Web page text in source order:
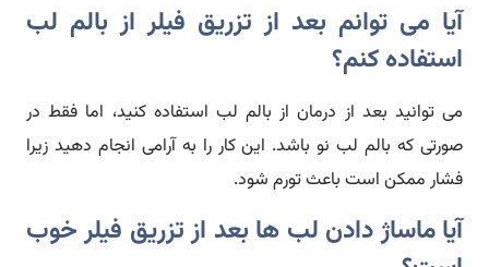
آیا می توانم بعد از تزریق فیلر از بالم لب
استفاده کنم؟
می توانید بعد از درمان از بالم لب استفاده کنید، اما فقط در
صورتی که بالم لب نو باشد. این کار را به آرامی انجام دهید زیرا
فشار ممکن است باعث تورم شود.
آیا ماساژ دادن لب ها بعد از تزریق فیلر خوب